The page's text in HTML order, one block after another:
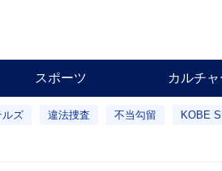
スポーツ カルチャ
ルズ 違法捜査 不当勾留 KOBE